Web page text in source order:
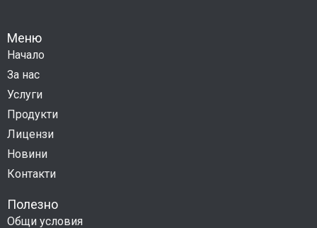
Меню
Начало
За нас
Услуги
Продукти
Лицензи
Новини
Контакти
Полезно
Общи условия